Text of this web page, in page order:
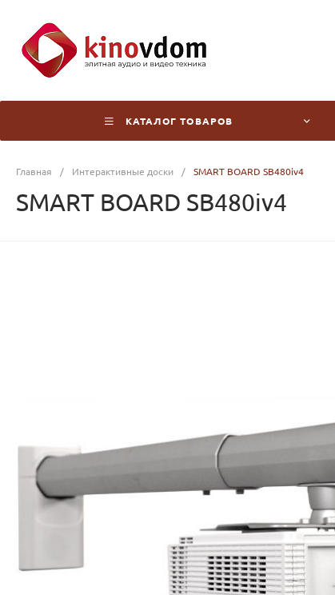
КАТАЛОГ ТОВАРОВ
Главная / Интерактивные доски / SMART BOARD SB480iv4
SMART BOARD SB480iv4